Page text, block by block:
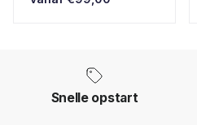
Snelle opstart